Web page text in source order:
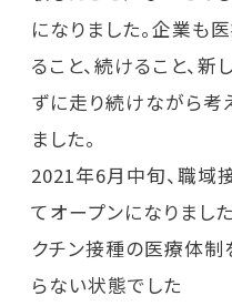
になりました。企業も
ること、続けること、
ずに走り続けながら考
ました。
2021年6月中旬、職域
てオープンになりまし
クチン接種の医療体制
らない状態でした